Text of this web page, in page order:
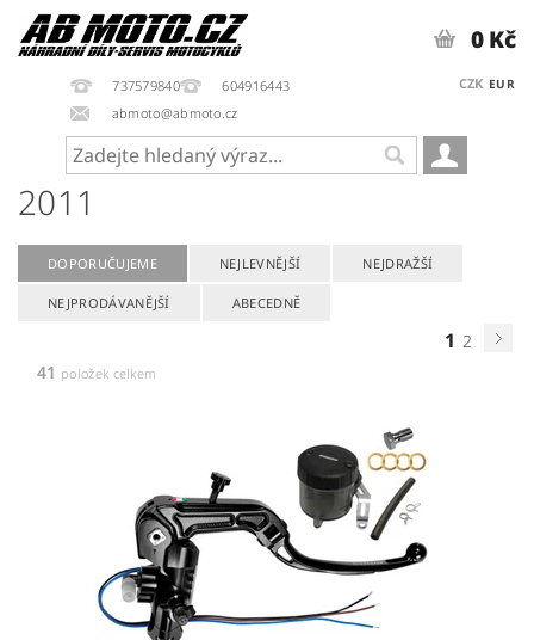
737579840
604916443
abmoto@abmoto.cz
CZK EUR
0 Kč
2011
DOPORUČUJEME NEJLEVNĚJŠÍ NEJDRAŽŠÍ
NEJPRODÁVANĚJŠÍ ABECEDNĚ
1 2
41 položek celkem